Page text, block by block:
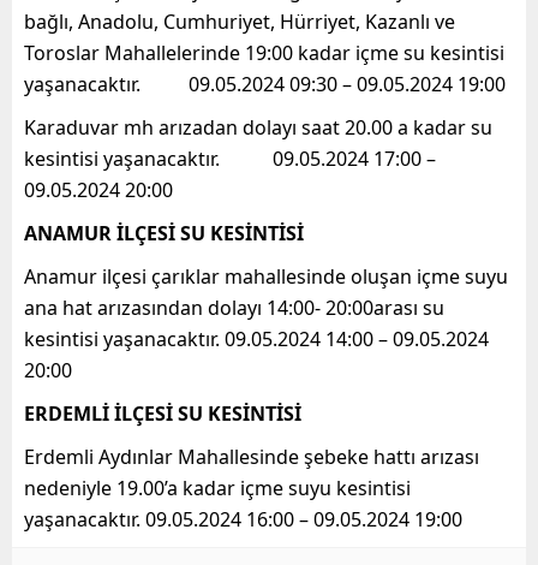
bağlı, Anadolu, Cumhuriyet, Hürriyet, Kazanlı ve
Toroslar Mahallelerinde 19:00 kadar içme su kesintisi
yaşanacaktır. 09.05.2024 09:30 – 09.05.2024 19:00
Karaduvar mh arızadan dolayı saat 20.00 a kadar su
kesintisi yaşanacaktır. 09.05.2024 17:00 –
09.05.2024 20:00
ANAMUR İLÇESİ SU KESİNTİSİ
Anamur ilçesi çarıklar mahallesinde oluşan içme suyu
ana hat arızasından dolayı 14:00- 20:00arası su
kesintisi yaşanacaktır. 09.05.2024 14:00 – 09.05.2024
20:00
ERDEMLİ İLÇESİ SU KESİNTİSİ
Erdemli Aydınlar Mahallesinde şebeke hattı arızası
nedeniyle 19.00’a kadar içme suyu kesintisi
yaşanacaktır. 09.05.2024 16:00 – 09.05.2024 19:00